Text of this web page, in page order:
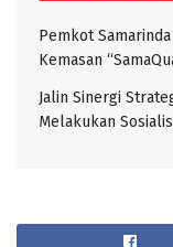
Pemkot
Kemasan
Jalin Sinergi
Melakukan